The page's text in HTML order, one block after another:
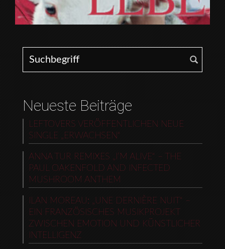
Search for:
Neueste Beiträge
LEFTOVERS VERÖFFENTLICHEN NEUE
SINGLE „ERWACHSEN“
ANNA TUR REMIXES „I’M ALIVE“ – THE
PAUL OAKENFOLD AND INFECTED
MUSHROOM ANTHEM
ILAN MOREAU: „UNE DERNIÈRE NUIT“ –
EIN FRANZÖSISCHES MUSIKPROJEKT
ZWISCHEN EMOTION UND KÜNSTLICHER
INTELLIGENZ